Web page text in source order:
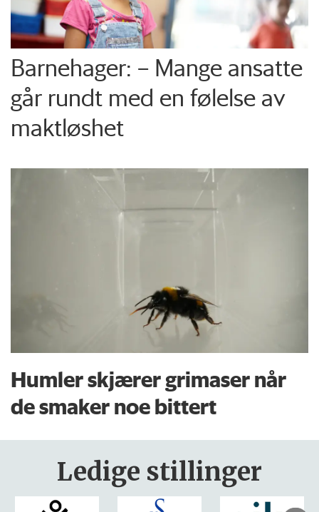
Barnehager: – Mange ansatte
går rundt med en følelse av
maktløshet
Humler skjærer grimaser når
de smaker noe bittert
Ledige stillinger